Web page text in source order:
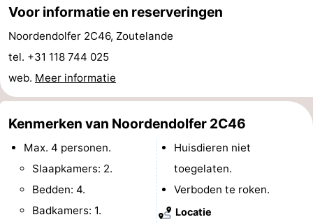
-
Parkeren
Reisboekenwinkel
Nieuws
Medische
Zeeland
Voor informatie en reserveringen
Noordendolfer 2C46, Zoutelande
tel. +31 118 744 025
web. Meer informatie
Kenmerken van Noordendolfer 2C46
Max. 4 personen.
Slaapkamers: 2.
Bedden: 4.
Badkamers: 1.
Huisdieren niet
toegelaten.
Verboden te roken.
Locatie